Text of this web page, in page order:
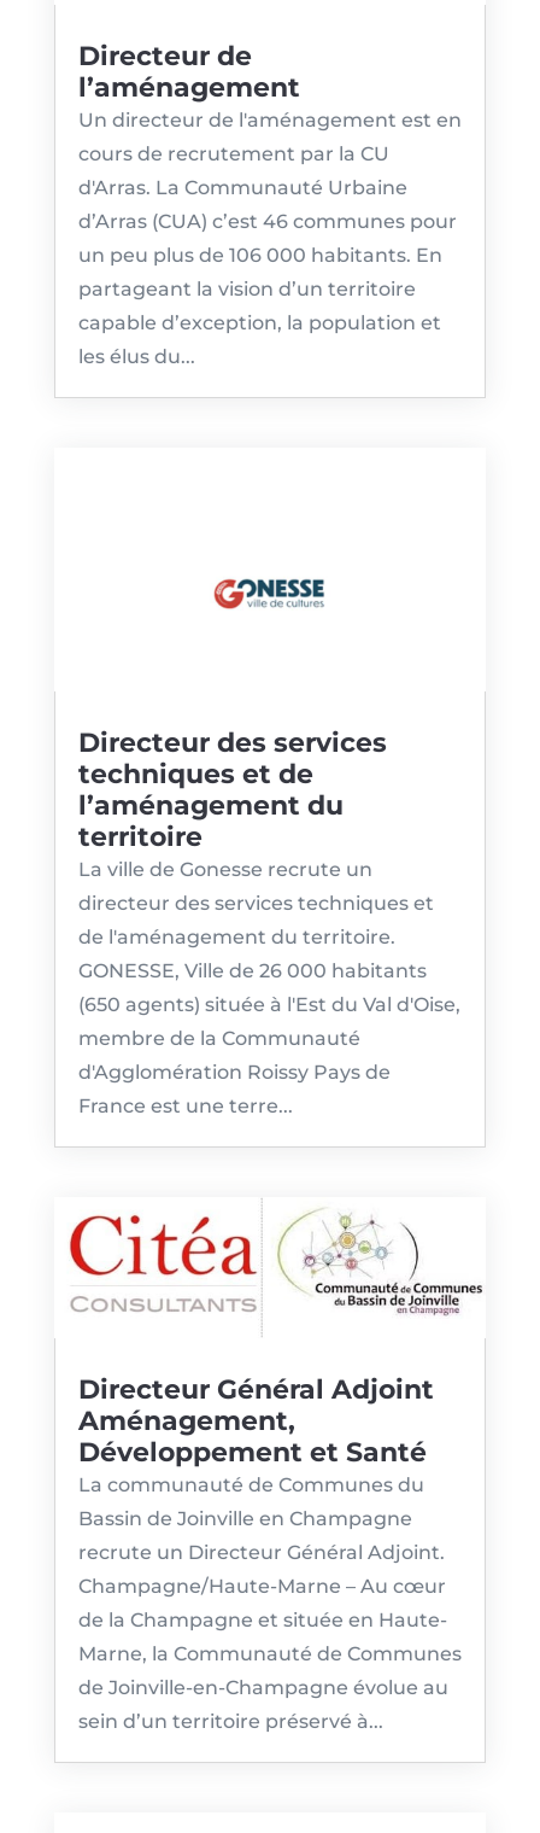
Directeur de
l’aménagement
Un directeur de l'aménagement est en
cours de recrutement par la CU
d'Arras. La Communauté Urbaine
d’Arras (CUA) c’est 46 communes pour
un peu plus de 106 000 habitants. En
partageant la vision d’un territoire
capable d’exception, la population et
les élus du...
Directeur des services
techniques et de
l’aménagement du
territoire
La ville de Gonesse recrute un
directeur des services techniques et
de l'aménagement du territoire.
GONESSE, Ville de 26 000 habitants
(650 agents) située à l'Est du Val d'Oise,
membre de la Communauté
d'Agglomération Roissy Pays de
France est une terre...
Directeur Général Adjoint
Aménagement,
Développement et Santé
La communauté de Communes du
Bassin de Joinville en Champagne
recrute un Directeur Général Adjoint.
Champagne/Haute-Marne – Au cœur
de la Champagne et située en Haute-
Marne, la Communauté de Communes
de Joinville-en-Champagne évolue au
sein d’un territoire préservé à...